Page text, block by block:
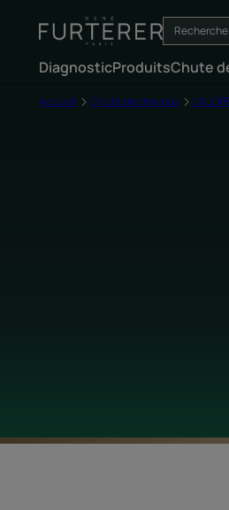
DiagnosticProduitsChute
Accueil Chute de cheveux